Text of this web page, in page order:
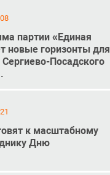
партии «Единая
новые горизонты для
Посадского
к масштабному
Дню